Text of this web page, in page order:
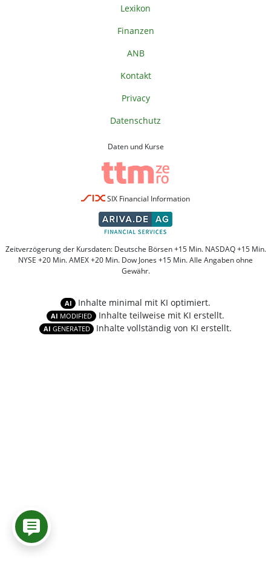
Lexikon
Finanzen
ANB
Kontakt
Privacy
Datenschutz
Daten und Kurse
SIX Financial Information
Zeitverzögerung der Kursdaten: Deutsche Börsen +15 Min. NASDAQ +15 Min.
NYSE +20 Min. AMEX +20 Min. Dow Jones +15 Min. Alle Angaben ohne
Gewähr.
AI Inhalte minimal mit KI optimiert.
AI MODIFIED Inhalte teilweise mit KI erstellt.
AI GENERATED Inhalte vollständig von KI erstellt.